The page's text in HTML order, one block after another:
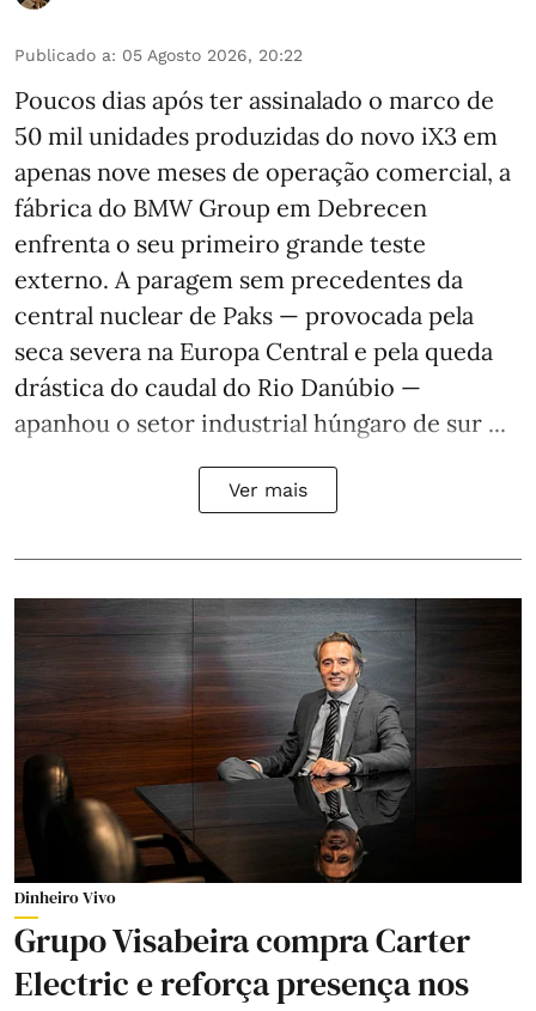
Publicado a: 05 Agosto 2026, 20:22
Poucos dias após ter assinalado o marco de
50 mil unidades produzidas do novo iX3 em
apenas nove meses de operação comercial, a
fábrica do BMW Group em Debrecen
enfrenta o seu primeiro grande teste
externo. A paragem sem precedentes da
central nuclear de Paks — provocada pela
seca severa na Europa Central e pela queda
drástica do caudal do Rio Danúbio —
apanhou o setor industrial húngaro de sur ...
Ver mais
Dinheiro Vivo
Grupo Visabeira compra Carter
Electric e reforça presença nos